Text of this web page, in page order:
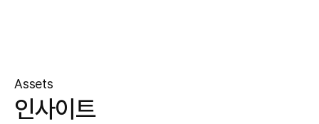
Assets
인사이트